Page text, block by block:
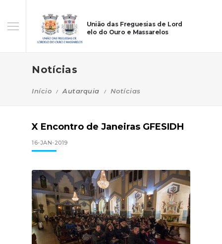
União das Freguesias de Lord
elo do Ouro e Massarelos
Notícias
Início Autarquia Notícias
X Encontro de Janeiras GFESIDH
16-JAN-2019